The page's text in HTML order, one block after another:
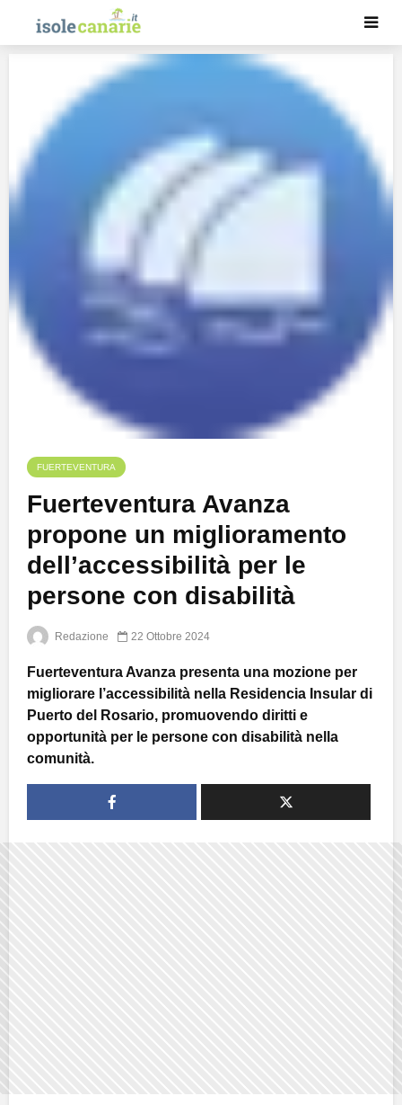
FUERTEVENTURA
Fuerteventura Avanza
propone un miglioramento
dell’accessibilità per le
persone con disabilità
Redazione 22 Ottobre 2024
Fuerteventura Avanza presenta una mozione per
migliorare l’accessibilità nella Residencia Insular di
Puerto del Rosario, promuovendo diritti e
opportunità per le persone con disabilità nella
comunità.